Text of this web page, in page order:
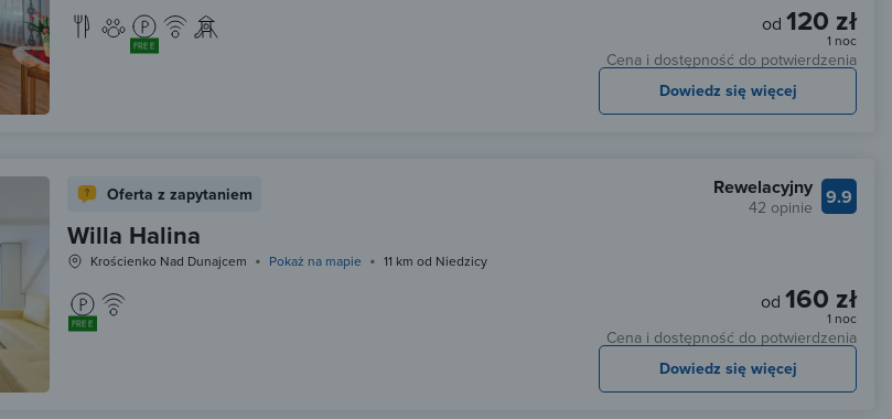
FREE
od 120 zł
1 noc
Cena i dostępność do potwierdzenia
Dowiedz się więcej
Oferta z zapytaniem
Willa Halina
Krościenko Nad Dunajcem Pokaż na mapie 11 km od Niedzicy
FREE
9.9
Rewelacyjny
42 opinie
od 160 zł
1 noc
Cena i dostępność do potwierdzenia
Dowiedz się więcej